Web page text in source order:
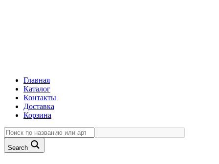
Главная
Каталог
Контакты
Доставка
Корзина
Search